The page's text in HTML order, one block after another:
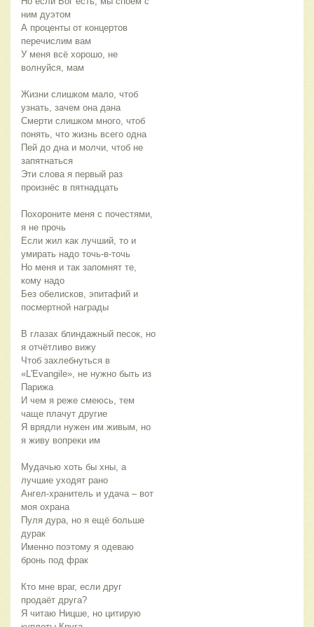
ним дуэтом
А проценты от концертов
перечислим вам
У меня всё хорошо, не
волнуйся, мам
Жизни слишком мало, чтоб
узнать, зачем она дана
Смерти слишком много, чтоб
понять, что жизнь всего одна
Пей до дна и молчи, чтоб не
запятнаться
Эти слова я первый раз
произнёс в пятнадцать
Похороните меня с почестями,
я не прочь
Если жил как лучший, то и
умирать надо точь-в-точь
Но меня и так запомнят те,
кому надо
Без обелисков, эпитафий и
посмертной награды
В глазах блиндажный песок, но
я отчётливо вижу
Чтоб захлебнуться в
«L'Evangile», не нужно быть из
Парижа
И чем я реже смеюсь, тем
чаще плачут другие
Я врядли нужен им живым, но
я живу вопреки им
Мудачью хоть бы хны, а
лучшие уходят рано
Ангел-хранитель и удача – вот
моя охрана
Пуля дура, но я ещё больше
дурак
Именно поэтому я одеваю
бронь под фрак
Кто мне враг, если друг
продаёт друга?
Я читаю Ницше, но цитирую